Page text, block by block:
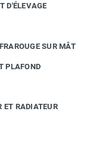
D'ÉLEVAGE
SUR MÂT
PLAFOND
ET RADIATEUR